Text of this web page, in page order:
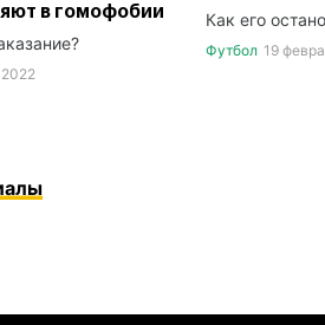
в гомофобии
Как его
Футбол 19